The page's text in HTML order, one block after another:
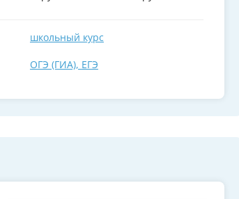
школьный курс
ОГЭ (ГИА), ЕГЭ